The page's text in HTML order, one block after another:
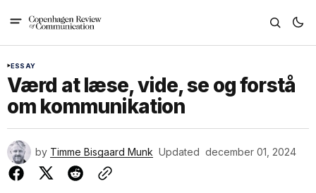
ESSAY
Værd at læse, vide, se og forstå
om kommunikation
by Timme Bisgaard Munk Updated december 01, 2024